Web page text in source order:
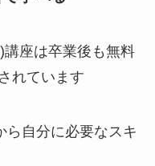
座は卒業後も無料
れています
ら自分に必要なスキ